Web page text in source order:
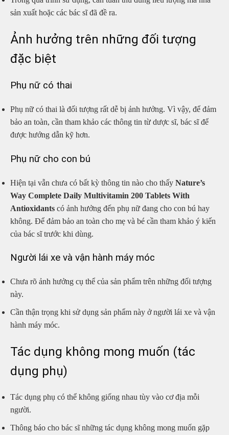
sản xuất hoặc các bác sĩ đã đề ra.
Ảnh hưởng trên những đối tượng
đặc biệt
Phụ nữ có thai
Phụ nữ có thai là đối tượng rất dễ bị ảnh hưởng. Vì vậy, để đảm
bảo an toàn, cần tham khảo các thông tin từ dược sĩ, bác sĩ để
được hướng dẫn kỹ hơn.
Phụ nữ cho con bú
Hiện tại vẫn chưa có bất kỳ thông tin nào cho thấy Nature’s
Way Complete Daily Multivitamin 200 Tablets With
Antioxidants có ảnh hưởng đến phụ nữ đang cho con bú hay
không. Để đảm bảo an toàn cho mẹ và bé cần tham khảo ý kiến
của bác sĩ trước khi dùng.
Người lái xe và vận hành máy móc
Chưa rõ ảnh hưởng cụ thể của sản phẩm trên những đối tượng
này.
Cần thận trọng khi sử dụng sản phẩm này ở người lái xe và vận
hành máy móc.
Tác dụng không mong muốn (tác
dụng phụ)
Tác dụng phụ có thể không giống nhau tùy vào cơ địa mỗi
người.
Thông báo cho bác sĩ những tác dụng không mong muốn gặp